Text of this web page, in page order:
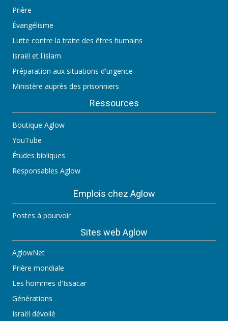
Prière
Évangélisme
Lutte contre la traite des êtres humains
Israël et l'islam
Préparation aux situations d'urgence
Ministère auprès des prisonniers
Ressources
Boutique Aglow
YouTube
Études bibliques
Responsables Aglow
Emplois chez Aglow
Postes à pourvoir
Sites web Aglow
AglowNet
Prière mondiale
Les hommes d'Issacar
Générations
Israël dévoilé